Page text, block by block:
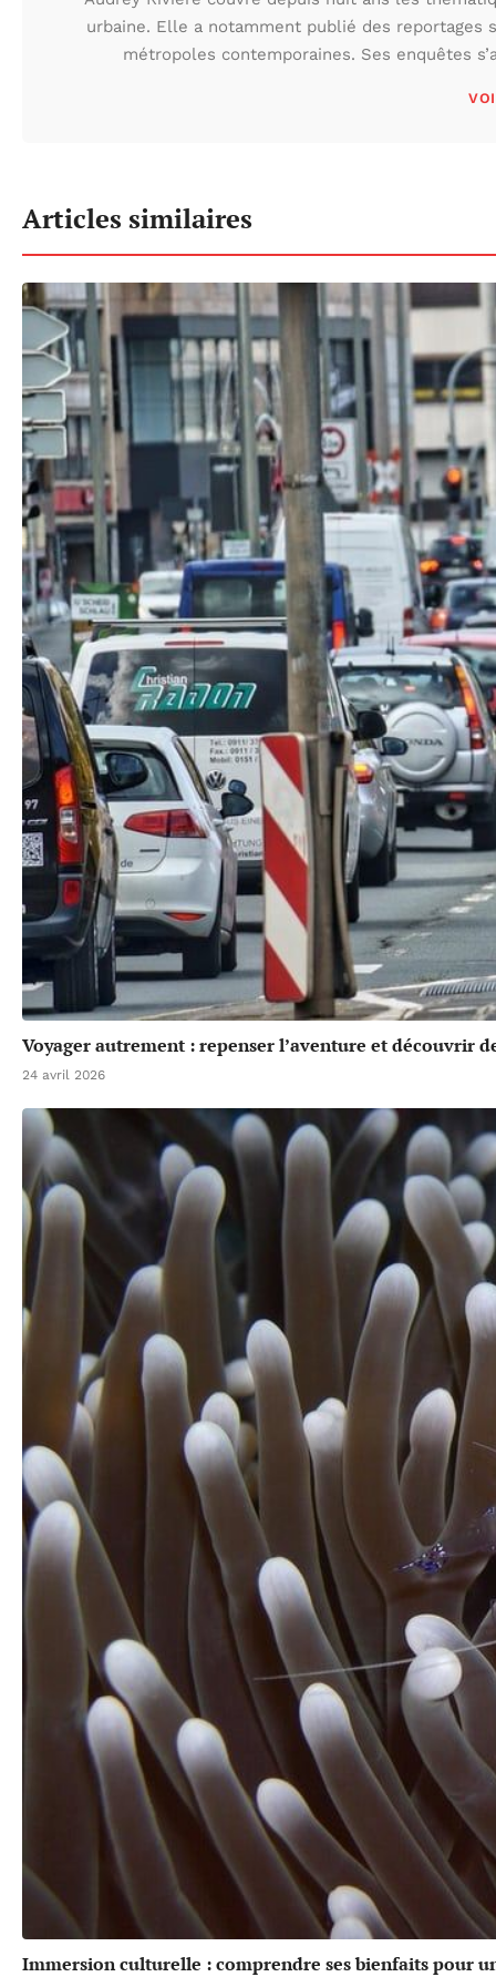
urbaine. Elle a notamment publié des
métropoles contemporaines. Ses enquêtes
Articles similaires
Voyager autrement : repenser l’aventure et découvrir
24 avril 2026
Immersion culturelle : comprendre ses bienfaits pour